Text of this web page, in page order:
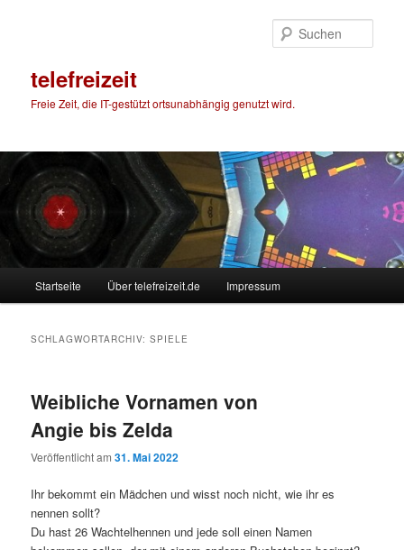
telefreizeit
Freie Zeit, die IT-gestützt ortsunabhängig genutzt wird.
Startseite Über telefreizeit.de Impressum
SCHLAGWORTARCHIV:SPIELE
Weibliche Vornamen von
Angie bis Zelda
Veröffentlicht am31. Mai 2022
Ihr bekommt ein Mädchen und wisst noch nicht, wie ihr es
nennen sollt?
Du hast 26 Wachtelhennen und jede soll einen Namen